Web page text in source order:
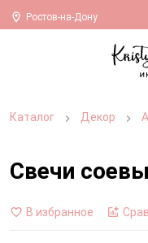
Ростов-на-Дону
Каталог Декор
Свечи
В избранное